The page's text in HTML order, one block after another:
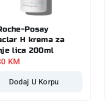
Posay
H krema za
lica 200ml
KM
Dodaj U Korpu